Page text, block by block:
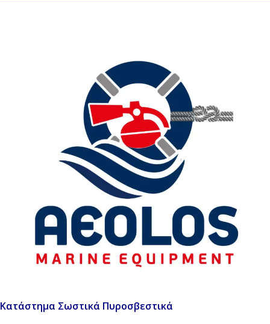
Κατάστημα Σωστικά Πυροσβεστικά